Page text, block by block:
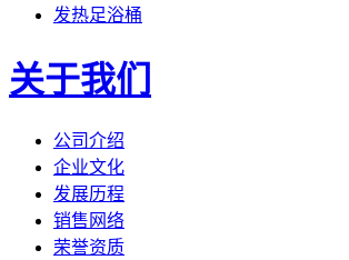
发热足浴桶
关于我们
公司介绍
企业文化
发展历程
销售网络
荣誉资质